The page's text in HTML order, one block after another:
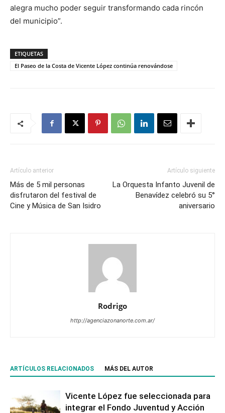
alegra mucho poder seguir transformando cada rincón
del municipio”.
ETIQUETAS
El Paseo de la Costa de Vicente López continúa renovándose
Artículo anterior
Más de 5 mil personas
disfrutaron del festival de
Cine y Música de San Isidro
Artículo siguiente
La Orquesta Infanto Juvenil de
Benavídez celebró su 5°
aniversario
Rodrigo
http://agenciazonanorte.com.ar/
ARTÍCULOS RELACIONADOS MÁS DEL AUTOR
Vicente López fue seleccionada para
integrar el Fondo Juventud y Acción